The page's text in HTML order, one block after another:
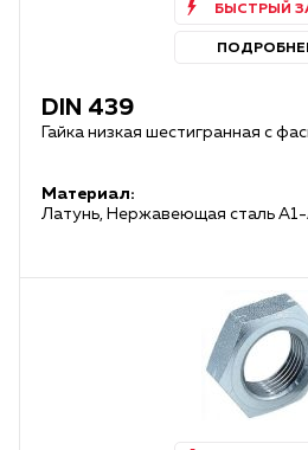
БЫСТРЫЙ
DIN 439
Гайка низкая шестигранная с
Материал:
Латунь, Нержавеющая сталь А1-